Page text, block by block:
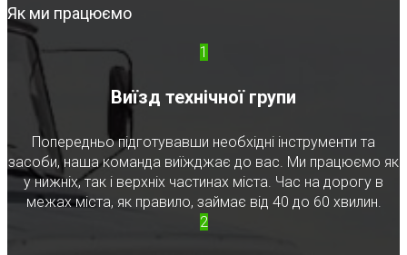
Як ми працюємо
1
Виїзд технічної групи
Попередньо підготувавши необхідні інструменти та
засоби, наша команда виїжджає до вас. Ми працюємо як
у нижніх, так і верхніх частинах міста. Час на дорогу в
межах міста, як правило, займає від 40 до 60 хвилин.
2